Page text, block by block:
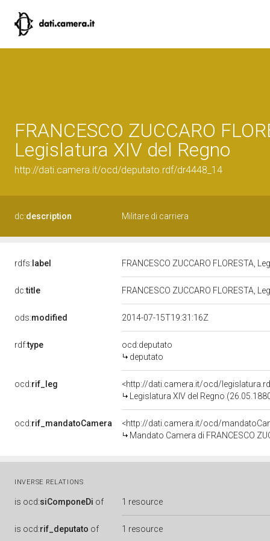
FRANCESCO ZUCCARO
Legislatura XIV del Regno
http://dati.camera.it/ocd/deputato.rdf/dr4448_14
dc:description Militare di carriera
rdfs: label FRANCESCO ZUCCARO FLORESTA,
dc:title FRANCESCO ZUCCARO FLORESTA,
ods:modified 2014-07-15T19:31:16Z
rdf:type
ocd:deputato
deputato
ocd:rif_leg
<http://dati.camera.it/ocd/
Legislatura XIV del Regno
ocd:rif_mandatoCamera
<http://dati.camera.it/ocd/
Mandato Camera di FRANCESCO
INVERSE RELATIONS
is ocd:siComponeDi of 1 resource
is ocd:rif_deputato of 1 resource